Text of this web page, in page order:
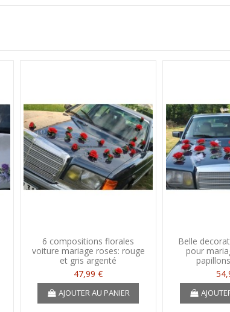
6 compositions florales
voiture mariage roses: rouge
et gris argenté
47,99 €
AJOUTER AU PANIER
Belle
pour